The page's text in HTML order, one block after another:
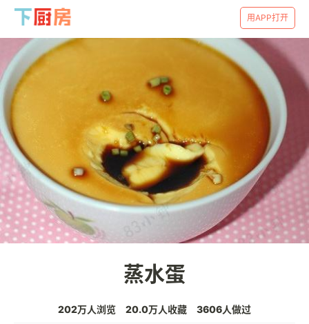
用APP打开
蒸水蛋
202万人浏览 20.0万人收藏 3606人做过